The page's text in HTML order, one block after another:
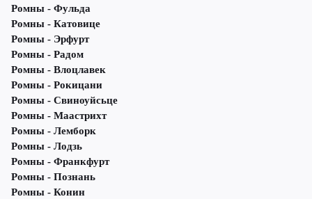
Ромны - Фульда
Ромны - Катовице
Ромны - Эрфурт
Ромны - Радом
Ромны - Влоцлавек
Ромны - Рокицани
Ромны - Свиноуйсьце
Ромны - Маастрихт
Ромны - Лемборк
Ромны - Лодзь
Ромны - Франкфурт
Ромны - Познань
Ромны - Конин